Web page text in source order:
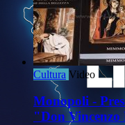
Cultura Video
Monopoli -
"Don Vincenzo